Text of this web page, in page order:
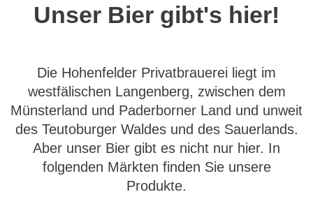
Unser Bier gibt's hier!
Die Hohenfelder Privatbrauerei liegt im
westfälischen Langenberg, zwischen dem
Münsterland und Paderborner Land und unweit
des Teutoburger Waldes und des Sauerlands.
Aber unser Bier gibt es nicht nur hier. In
folgenden Märkten finden Sie unsere
Produkte.